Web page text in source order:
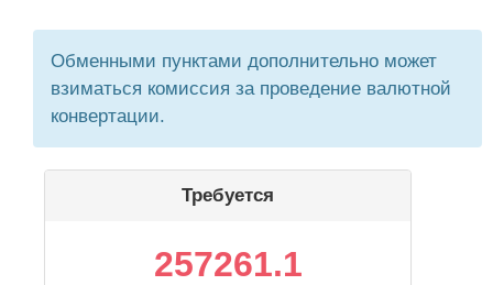
Обменными пунктами дополнительно может
взиматься комиссия за проведение валютной
конвертации.
Требуется
257261.1